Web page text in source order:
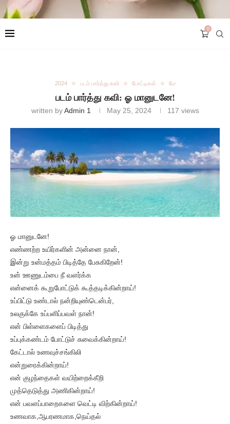
0
2024 படம் பார்த்து கவி போட்டிகள் மே
படம் பார்த்து கவி: ஓ மானுடனே!
written byAdmin 1 May 25, 2024 117 views
ஓ மானுடனே!
எண்ணற்ற உயிர்களின் அன்னை நான்,
இன்று உன்மத்தம் பிடித்தே பேசுகிறேன்!
உன் ஊணுடம்பை நீ வளர்க்க
என்னைக் கூறுபோட்டுக் கூத்தடிக்கின்றாய்!
உப்பிட்டு உண்டால் நன்றியுண்டென்பர்,
உலகுக்கே உப்பளிப்பவள் நான்!
என் பிள்ளைகளைப் பிடித்து
உப்புக்கண்டம் போட்டுச் சுவைக்கின்றாய்!
கேட்டால் உணவுச்சங்கிலி
என்றுரைக்கின்றாய்!
என் குழந்தைகள் வயிற்றைக்கீறி
முத்தெடுத்து அணிகின்றாய்!
என் பவளப்பாறைகளை வெட்டி விற்கின்றாய்!
உணவாக,ஆபரணமாக,நெய்தல்